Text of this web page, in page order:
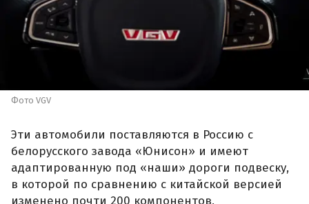
Фото VGV
Эти автомобили поставляются в Россию с
белорусского завода «Юнисон» и имеют
адаптированную под «наши» дороги подвеску,
в которой по сравнению с китайской версией
изменено почти 200 компонентов,